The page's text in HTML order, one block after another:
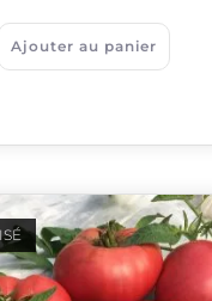
Ajouter au panier